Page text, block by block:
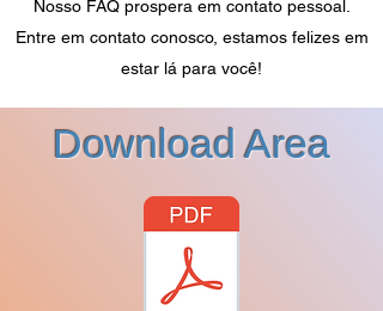
Nosso FAQ prospera em contato pessoal.
Entre em contato conosco, estamos felizes em
estar lá para você!
Download Area